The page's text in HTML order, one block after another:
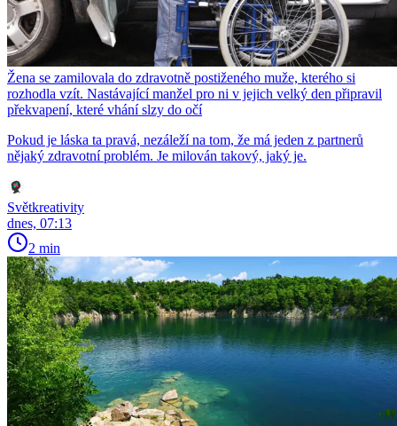
Žena se zamilovala do zdravotně postiženého muže, kterého si
rozhodla vzít. Nastávající manžel pro ni v jejich velký den připravil
překvapení, které vhání slzy do očí
Pokud je láska ta pravá, nezáleží na tom, že má jeden z partnerů
nějaký zdravotní problém. Je milován takový, jaký je.
Světkreativity
dnes, 07:13
2 min